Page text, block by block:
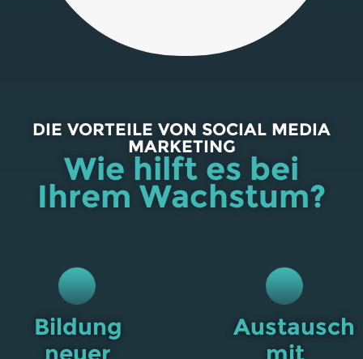
DIE VORTEILE VON SOCIAL MEDIA
MARKETING
Wie hilft es bei
Ihrem Wachstum?
Bildung
neuer
Austausch
mit